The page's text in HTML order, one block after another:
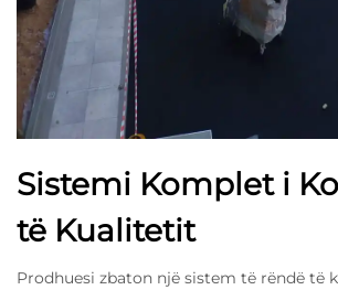
Sistemi Komplet i
të Kualitetit
Prodhuesi zbaton një sistem të rëndë të